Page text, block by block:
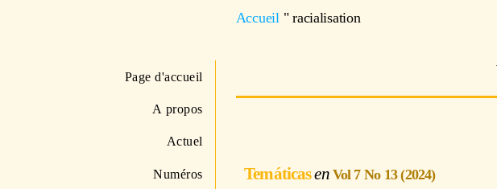
Page d'accueil
A propos
Actuel
Numéros
Accueil"racialisation
Temáticas Vol 7 No 13 (2024)